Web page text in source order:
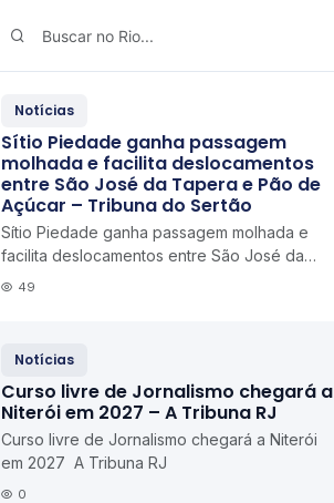
Notícias
Sítio Piedade ganha passagem
molhada e facilita deslocamentos
entre São José da Tapera e Pão de
Açúcar – Tribuna do Sertão
Sítio Piedade ganha passagem molhada e
facilita deslocamentos entre São José da
Tapera e Pão de Açúcar Tribuna do Sertão
49
Notícias
Curso livre de Jornalismo chegará a
Niterói em 2027 – A Tribuna RJ
Curso livre de Jornalismo chegará a Niterói
em 2027 A Tribuna RJ
0